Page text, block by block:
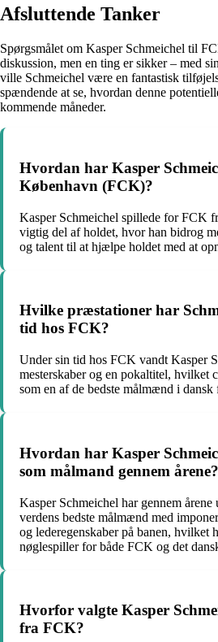
Afsluttende Tanker
Spørgsmålet om Kasper Schmeichel til
diskussion, men en ting er sikker – med
ville Schmeichel være en fantastisk
spændende at se, hvordan denne
kommende måneder.
Hvordan har Kasper
København (FCK)?
Kasper Schmeichel spillede for FCK
vigtig del af holdet, hvor han bidrog
og talent til at hjælpe holdet med at
Hvilke præstationer har
tid hos FCK?
Under sin tid hos FCK vandt Kasper
mesterskaber og en pokaltitel, hvilket
som en af de bedste målmænd i dansk
Hvordan har Kasper
som målmand gennem årene?
Kasper Schmeichel har gennem
verdens bedste målmænd med
og lederegenskaber på banen, hvilket
nøglespiller for både FCK og det
Hvorfor valgte Kasper
fra FCK?